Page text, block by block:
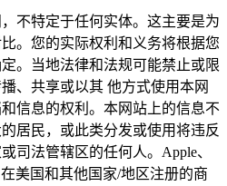
不特定于任何实体。这主要是为
。您的实际权利和义务将根据您
。当地法律和法规可能禁止或限
、共享或以其 他方式使用本网
信息的权利。本网站上的信息不
居民，或此类分发或使用将违反
司法管辖区的任何人。Apple、
在美国和其他国家/地区注册的商